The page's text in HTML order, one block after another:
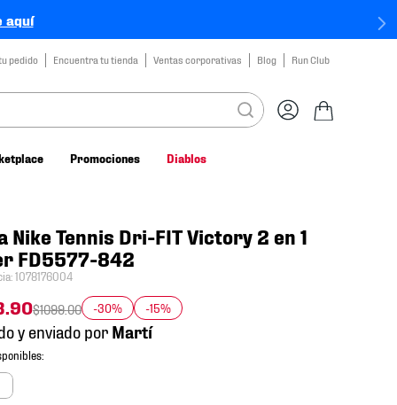
aquí
pedido Encuentra tu tienda Ventas corporativas Blog Run Club
Promociones Diablos
Nike Tennis Dri-FIT Victory 2 en 1
FD5577-842
:1078176004
.90$1099.00 -30% -15%
y enviado por